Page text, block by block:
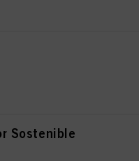
Sostenible